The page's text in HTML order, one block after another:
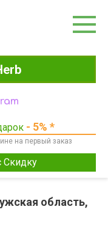
- 5% *
на первый заказ
Скидку
область,